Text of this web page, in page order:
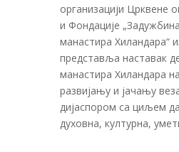
организацији Црквене
и Фондације
манастира Хиландара“
представља наставак
манастира Хиландара
развијању и јачању
дијаспором са циљем
духовна, културна,